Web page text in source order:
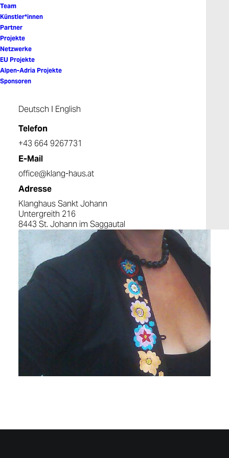
Team
Künstler*innen
Partner
Projekte
Netzwerke
EU Projekte
Alpen-Adria Projekte
Sponsoren
Deutsch I English
Telefon
+43 664 9267731
E-Mail
office@klang-haus.at
Adresse
Klanghaus Sankt Johann
Untergreith 216
8443 St. Johann im Saggautal